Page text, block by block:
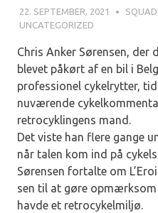
22. SEPTEMBER, 2021
UNCATEGORIZED
Chris Anker Sørensen,
blevet påkørt af en bil i
professionel cykelrytter,
nuværende
retrocyklingens mand.
Det viste han flere gange
når talen kom ind på
Sørensen fortalte om
sen til at gøre
havde et retrocykelmiljø.